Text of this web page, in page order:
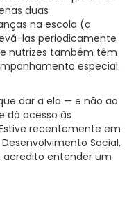
duas
na escola (a
las periodicamente
nutrizes também têm
especial.
dar a ela — e não ao
dá acesso às
recentemente em
Social,
acredito entender um